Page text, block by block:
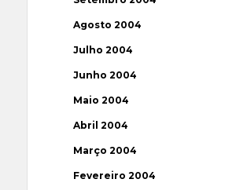
Agosto 2004
Julho 2004
Junho 2004
Maio 2004
Abril 2004
Março 2004
Fevereiro 2004